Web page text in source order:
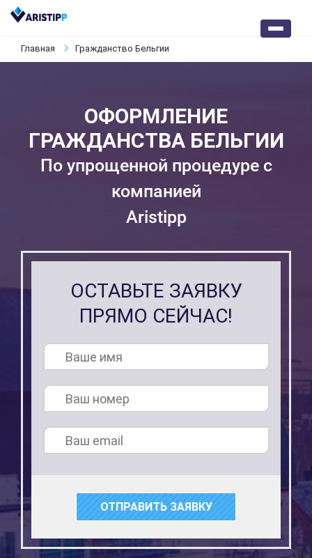
Главная Гражданство Бельгии
ОФОРМЛЕНИЕ
ГРАЖДАНСТВА БЕЛЬГИИ
По упрощенной процедуре с
компанией
Aristipp
ОСТАВЬТЕ ЗАЯВКУ
ПРЯМО СЕЙЧАС!
ОТПРАВИТЬ ЗАЯВКУ